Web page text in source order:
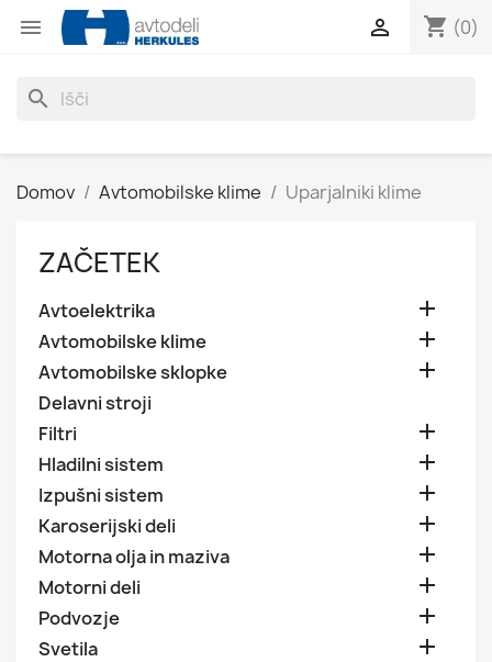
 shopping_cart (0)

search
Domov Avtomobilske klime Uparjalniki klime
ZAČETEK
Avtoelektrika 
Avtomobilske klime 
Avtomobilske sklopke 
Delavni stroji
Filtri

Hladilni sistem 
Izpušni sistem 
Karoserijski deli 
Motorna olja in maziva 
Motorni deli 
Podvozje 
Svetila 